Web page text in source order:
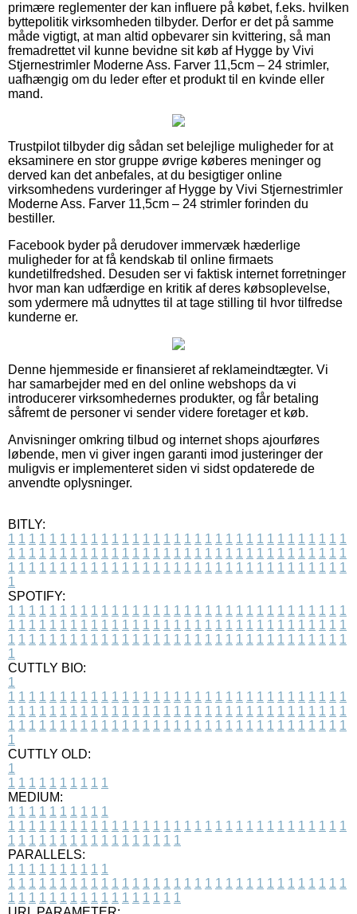
primære reglementer der kan influere på købet, f.eks. hvilken
byttepolitik virksomheden tilbyder. Derfor er det på samme
måde vigtigt, at man altid opbevarer sin kvittering, så man
fremadrettet vil kunne bevidne sit køb af Hygge by Vivi
Stjernestrimler Moderne Ass. Farver 11,5cm – 24 strimler,
uafhængig om du leder efter et produkt til en kvinde eller
mand.
Trustpilot tilbyder dig sådan set belejlige muligheder for at
eksaminere en stor gruppe øvrige køberes meninger og
derved kan det anbefales, at du besigtiger online
virksomhedens vurderinger af Hygge by Vivi Stjernestrimler
Moderne Ass. Farver 11,5cm – 24 strimler forinden du
bestiller.
Facebook byder på derudover immervæk hæderlige
muligheder for at få kendskab til online firmaets
kundetilfredshed. Desuden ser vi faktisk internet forretninger
hvor man kan udfærdige en kritik af deres købsoplevelse,
som ydermere må udnyttes til at tage stilling til hvor tilfredse
kunderne er.
Denne hjemmeside er finansieret af reklameindtægter. Vi
har samarbejder med en del online webshops da vi
introducerer virksomhedernes produkter, og får betaling
såfremt de personer vi sender videre foretager et køb.
Anvisninger omkring tilbud og internet shops ajourføres
løbende, men vi giver ingen garanti imod justeringer der
muligvis er implementeret siden vi sidst opdaterede de
anvendte oplysninger.
BITLY:
1 1 1 1 1 1 1 1 1 1 1 1 1 1 1 1 1 1 1 1 1 1 1 1 1 1 1 1 1 1 1 1 1
1 1 1 1 1 1 1 1 1 1 1 1 1 1 1 1 1 1 1 1 1 1 1 1 1 1 1 1 1 1 1 1 1
1 1 1 1 1 1 1 1 1 1 1 1 1 1 1 1 1 1 1 1 1 1 1 1 1 1 1 1 1 1 1 1 1
1
SPOTIFY:
1 1 1 1 1 1 1 1 1 1 1 1 1 1 1 1 1 1 1 1 1 1 1 1 1 1 1 1 1 1 1 1 1
1 1 1 1 1 1 1 1 1 1 1 1 1 1 1 1 1 1 1 1 1 1 1 1 1 1 1 1 1 1 1 1 1
1 1 1 1 1 1 1 1 1 1 1 1 1 1 1 1 1 1 1 1 1 1 1 1 1 1 1 1 1 1 1 1 1
1
CUTTLY BIO:
1
1 1 1 1 1 1 1 1 1 1 1 1 1 1 1 1 1 1 1 1 1 1 1 1 1 1 1 1 1 1 1 1 1
1 1 1 1 1 1 1 1 1 1 1 1 1 1 1 1 1 1 1 1 1 1 1 1 1 1 1 1 1 1 1 1 1
1 1 1 1 1 1 1 1 1 1 1 1 1 1 1 1 1 1 1 1 1 1 1 1 1 1 1 1 1 1 1 1 1
1
CUTTLY OLD:
1
1 1 1 1 1 1 1 1 1 1
MEDIUM:
1 1 1 1 1 1 1 1 1 1
1 1 1 1 1 1 1 1 1 1 1 1 1 1 1 1 1 1 1 1 1 1 1 1 1 1 1 1 1 1 1 1 1
1 1 1 1 1 1 1 1 1 1 1 1 1 1 1 1 1
PARALLELS:
1 1 1 1 1 1 1 1 1 1
1 1 1 1 1 1 1 1 1 1 1 1 1 1 1 1 1 1 1 1 1 1 1 1 1 1 1 1 1 1 1 1 1
1 1 1 1 1 1 1 1 1 1 1 1 1 1 1 1 1